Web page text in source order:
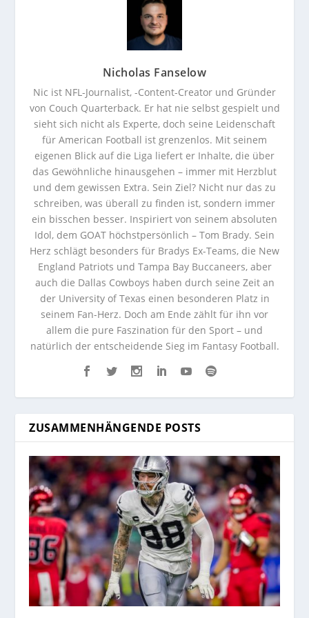
Nicholas Fanselow
Nic ist NFL-Journalist, -Content-Creator und Gründer
von Couch Quarterback. Er hat nie selbst gespielt und
sieht sich nicht als Experte, doch seine Leidenschaft
für American Football ist grenzenlos. Mit seinem
eigenen Blick auf die Liga liefert er Inhalte, die über
das Gewöhnliche hinausgehen – immer mit Herzblut
und dem gewissen Extra. Sein Ziel? Nicht nur das zu
schreiben, was überall zu finden ist, sondern immer
ein bisschen besser. Inspiriert von seinem absoluten
Idol, dem GOAT höchstpersönlich – Tom Brady. Sein
Herz schlägt besonders für Bradys Ex-Teams, die New
England Patriots und Tampa Bay Buccaneers, aber
auch die Dallas Cowboys haben durch seine Zeit an
der University of Texas einen besonderen Platz in
seinem Fan-Herz. Doch am Ende zählt für ihn vor
allem die pure Faszination für den Sport – und
natürlich der entscheidende Sieg im Fantasy Football.
ZUSAMMENHÄNGENDE POSTS